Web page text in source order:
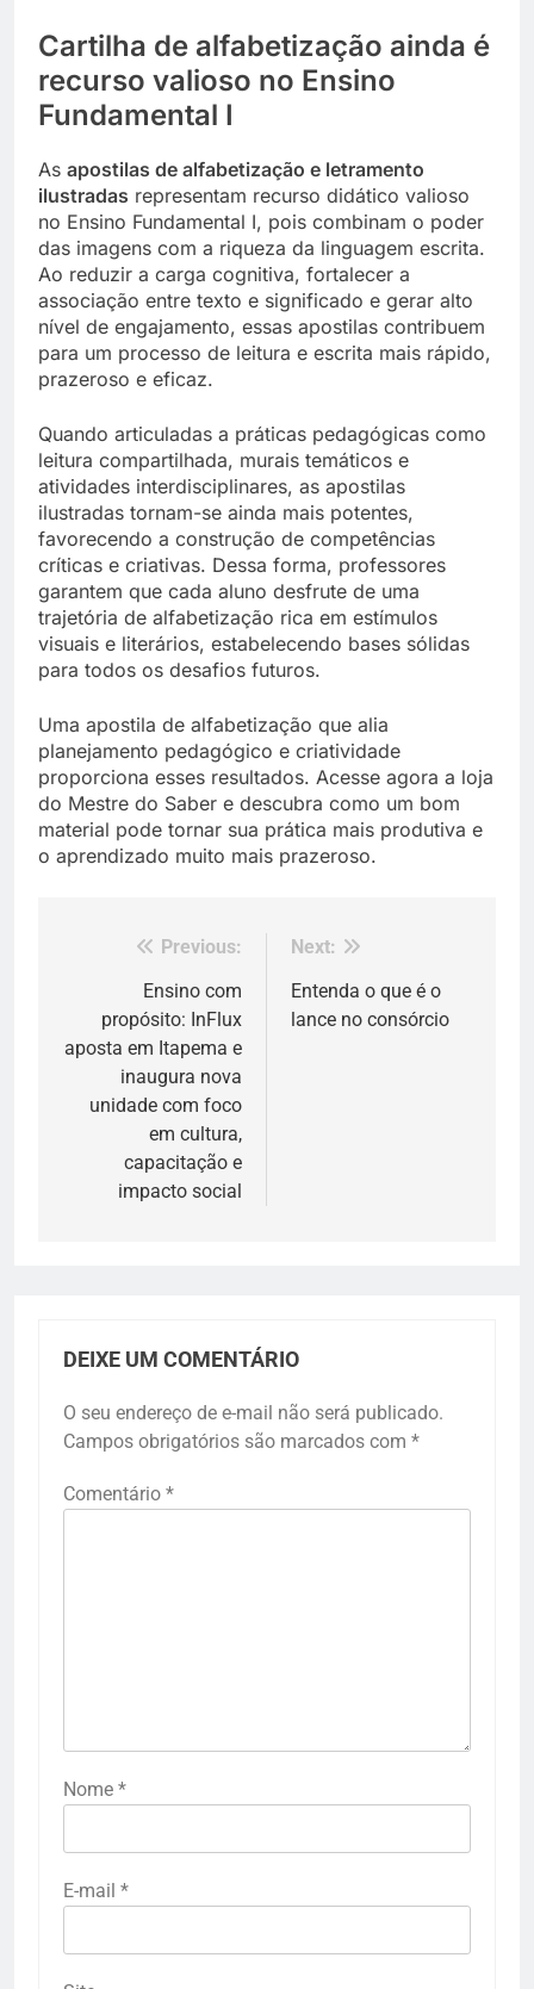
Cartilha de alfabetização ainda é
recurso valioso no Ensino
Fundamental I
As apostilas de alfabetização e letramento
ilustradas representam recurso didático valioso
no Ensino Fundamental I, pois combinam o poder
das imagens com a riqueza da linguagem escrita.
Ao reduzir a carga cognitiva, fortalecer a
associação entre texto e significado e gerar alto
nível de engajamento, essas apostilas contribuem
para um processo de leitura e escrita mais rápido,
prazeroso e eficaz.
Quando articuladas a práticas pedagógicas como
leitura compartilhada, murais temáticos e
atividades interdisciplinares, as apostilas
ilustradas tornam-se ainda mais potentes,
favorecendo a construção de competências
críticas e criativas. Dessa forma, professores
garantem que cada aluno desfrute de uma
trajetória de alfabetização rica em estímulos
visuais e literários, estabelecendo bases sólidas
para todos os desafios futuros.
Uma apostila de alfabetização que alia
planejamento pedagógico e criatividade
proporciona esses resultados. Acesse agora a loja
do Mestre do Saber e descubra como um bom
material pode tornar sua prática mais produtiva e
o aprendizado muito mais prazeroso.
Navegação
Post
Previous:
Ensino com
propósito: InFlux
aposta em Itapema e
inaugura nova
unidade com foco
em cultura,
capacitação e
impacto social
Next:
Entenda o que é o
lance no consórcio
DEIXE UM COMENTÁRIO
O seu endereço de e-mail não será publicado.
Campos obrigatórios são marcados com *
Comentário *
Nome *
E-mail *